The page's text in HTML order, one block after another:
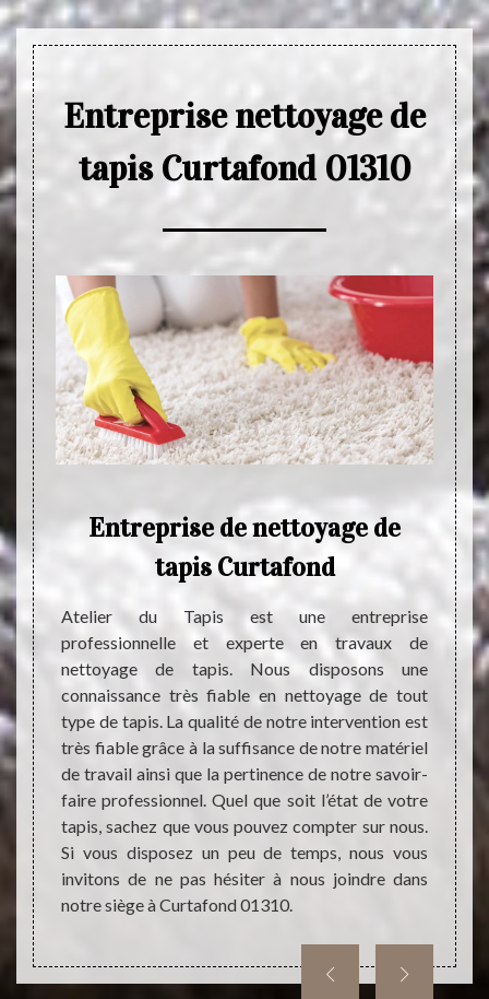
Entreprise nettoyage de
tapis Curtafond 01310
de
a
est
Le
le
cela
de
vous
en
Entreprise de nettoyage de
tapis Curtafond
Atelier du Tapis est une entreprise
professionnelle et experte en travaux de
nettoyage de tapis. Nous disposons une
connaissance très fiable en nettoyage de tout
type de tapis. La qualité de notre intervention est
très fiable grâce à la suffisance de notre matériel
de travail ainsi que la pertinence de notre savoir-
faire professionnel. Quel que soit l’état de votre
tapis, sachez que vous pouvez compter sur nous.
Si vous disposez un peu de temps, nous vous
invitons de ne pas hésiter à nous joindre dans
notre siège à Curtafond 01310.
Les
un
est
cela.
faire